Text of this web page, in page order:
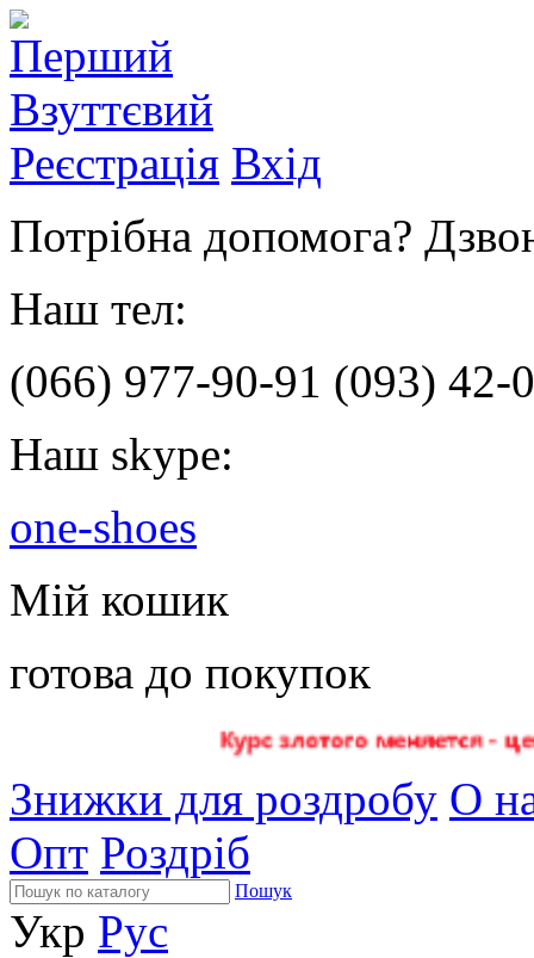
Реєстрація Вхід
Потрібна допомога?
Наш тел:
(066) 977-90-91 (093) 42-
Наш skype:
one-shoes
Мій кошик
готова до покупок
Знижки для роздробу О
Опт Роздріб
Пошук
Укр Рус